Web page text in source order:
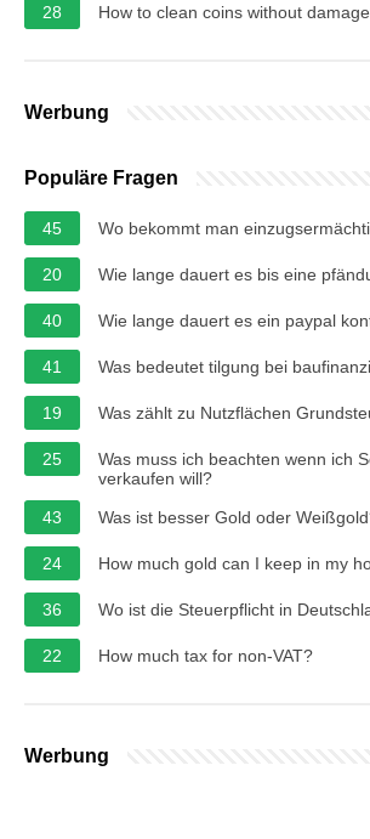
28
How to clean coins without
Werbung
Populäre Fragen
45 Wo bekommt man
20 Wie lange dauert es bis eine
40 Wie lange dauert es ein paypal
41 Was bedeutet tilgung bei
19 Was zählt zu Nutzflächen
25
Was muss ich beachten wenn ich
verkaufen will?
43
Was ist besser Gold oder
24 How much gold can I keep in my
36 Wo ist die Steuerpflicht in
22 How much tax for non-VAT?
Werbung